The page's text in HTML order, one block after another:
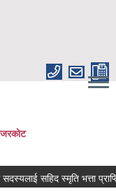
सहिद स्मृति भत्ता प्राप्तिको